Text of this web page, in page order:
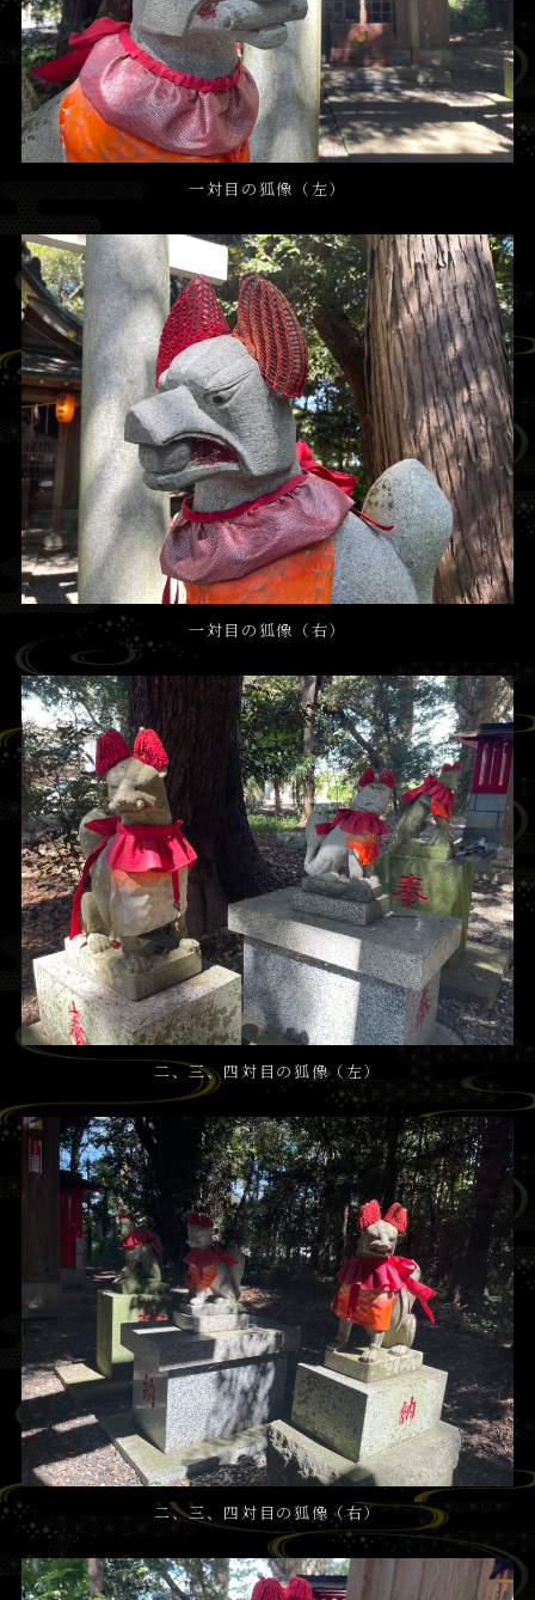
一対目の狐像（左）
一対目の狐像（右）
二、三、四対目の狐像（左）
二、三、四対目の狐像（右）